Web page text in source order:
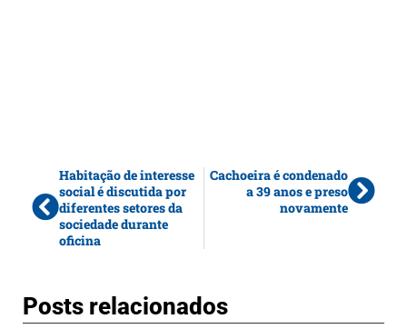
Habitação de interesse
social é discutida por
diferentes setores da
sociedade durante
oficina
Cachoeira é condenado
a 39 anos e preso
novamente
Posts relacionados